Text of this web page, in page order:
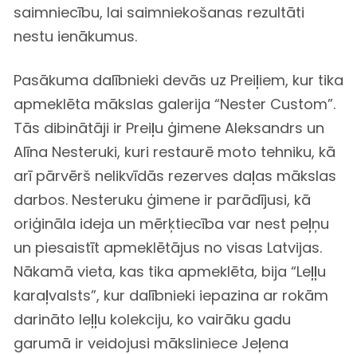
saimniecību, lai saimniekošanas rezultāti
nestu ienākumus.
Pasākuma dalībnieki devās uz Preiļiem, kur tika
apmeklēta mākslas galerija “Nester Custom”.
Tās dibinātāji ir Preiļu ģimene Aleksandrs un
Alīna Nesteruki, kuri restaurē moto tehniku, kā
arī pārvērš nelikvīdās rezerves daļas mākslas
darbos. Nesteruku ģimene ir parādījusi, kā
oriģināla ideja un mērķtiecība var nest peļņu
un piesaistīt apmeklētājus no visas Latvijas.
Nākamā vieta, kas tika apmeklēta, bija “Leļļu
karaļvalsts”, kur dalībnieki iepazina ar rokām
darināto leļļu kolekciju, ko vairāku gadu
garumā ir veidojusi māksliniece Jeļena